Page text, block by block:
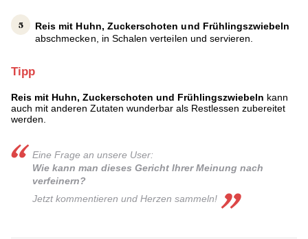
Reis mit Huhn, Zuckerschoten und Frühlingszwiebeln
abschmecken, in Schalen verteilen und servieren.
Tipp
Reis mit Huhn, Zuckerschoten und Frühlingszwiebeln kann
auch mit anderen Zutaten wunderbar als Restlessen zubereitet
werden.
Eine Frage an unsere User:
Wie kann man dieses Gericht Ihrer Meinung nach
verfeinern?
Jetzt kommentieren und Herzen sammeln!